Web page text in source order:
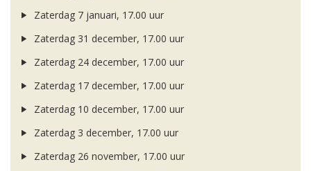
Zaterdag 7 januari, 17.00 uur
Zaterdag 31 december, 17.00 uur
Zaterdag 24 december, 17.00 uur
Zaterdag 17 december, 17.00 uur
Zaterdag 10 december, 17.00 uur
Zaterdag 3 december, 17.00 uur
Zaterdag 26 november, 17.00 uur